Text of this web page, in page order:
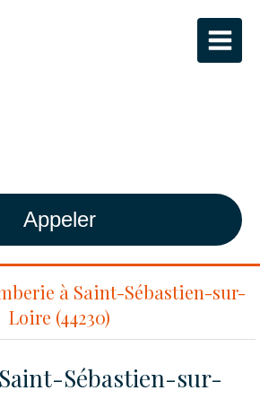
Appeler
à Saint-Sébastien-sur-
Loire (44230)
Sébastien-sur-